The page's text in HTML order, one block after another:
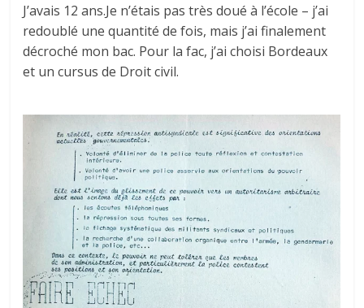
J’avais 12 ans.Je n’étais pas très doué à l’école – j’ai
redoublé une quantité de fois, mais j’ai finalement
décroché mon bac. Pour la fac, j’ai choisi Bordeaux
et un cursus de Droit civil.